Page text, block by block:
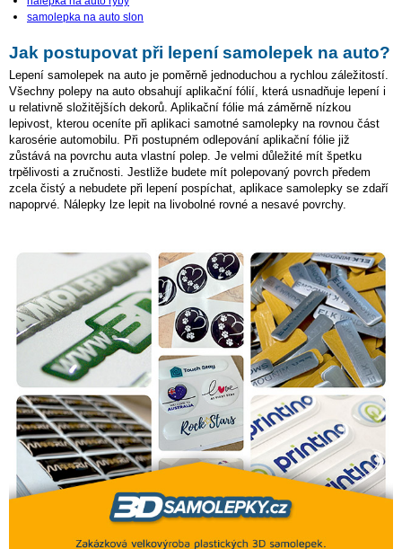
samolepka na auto slon
Jak postupovat při lepení samolepek na auto?
Lepení samolepek na auto je poměrně jednoduchou a rychlou záležitostí.
Všechny polepy na auto obsahují aplikační fólií, která usnadňuje lepení i
u relativně složitějších dekorů. Aplikační fólie má záměrně nízkou
lepivost, kterou oceníte při aplikaci samotné samolepky na rovnou část
karosérie automobilu. Při postupném odlepování aplikační fólie již
zůstává na povrchu auta vlastní polep. Je velmi důležité mít špetku
trpělivosti a zručnosti. Jestliže budete mít polepovaný povrch předem
zcela čistý a nebudete při lepení pospíchat, aplikace samolepky se zdaří
napoprvé. Nálepky lze lepit na livobolné rovné a nesavé povrchy.